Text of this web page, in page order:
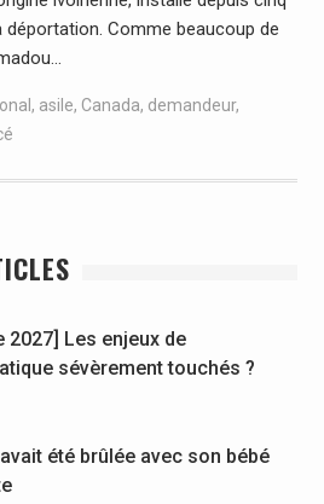
déportation. Comme beaucoup de
, asile, Canada, demandeur,
2027] Les enjeux de
sévèrement touchés ?
été brûlée avec son bébé